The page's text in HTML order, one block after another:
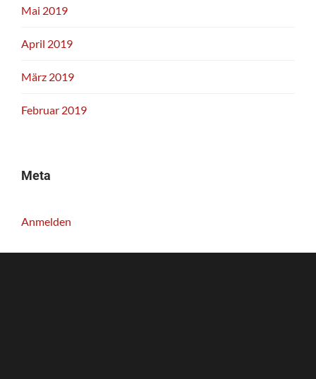
Mai 2019
April 2019
März 2019
Februar 2019
Meta
Anmelden